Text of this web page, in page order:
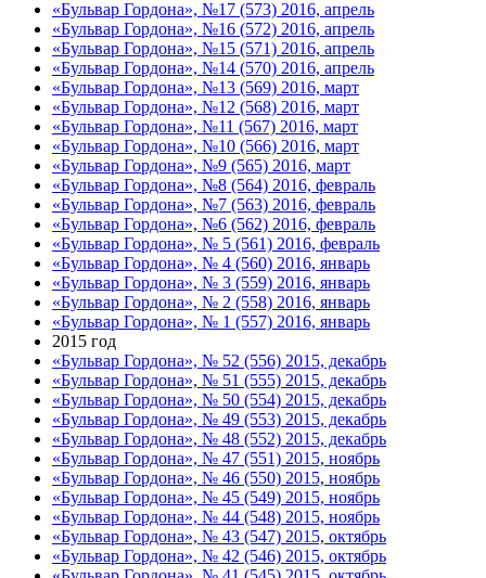
«Бульвар Гордона», №17 (573) 2016, апрель
«Бульвар Гордона», №16 (572) 2016, апрель
«Бульвар Гордона», №15 (571) 2016, апрель
«Бульвар Гордона», №14 (570) 2016, апрель
«Бульвар Гордона», №13 (569) 2016, март
«Бульвар Гордона», №12 (568) 2016, март
«Бульвар Гордона», №11 (567) 2016, март
«Бульвар Гордона», №10 (566) 2016, март
«Бульвар Гордона», №9 (565) 2016, март
«Бульвар Гордона», №8 (564) 2016, февраль
«Бульвар Гордона», №7 (563) 2016, февраль
«Бульвар Гордона», №6 (562) 2016, февраль
«Бульвар Гордона», № 5 (561) 2016, февраль
«Бульвар Гордона», № 4 (560) 2016, январь
«Бульвар Гордона», № 3 (559) 2016, январь
«Бульвар Гордона», № 2 (558) 2016, январь
«Бульвар Гордона», № 1 (557) 2016, январь
2015 год
«Бульвар Гордона», № 52 (556) 2015, декабрь
«Бульвар Гордона», № 51 (555) 2015, декабрь
«Бульвар Гордона», № 50 (554) 2015, декабрь
«Бульвар Гордона», № 49 (553) 2015, декабрь
«Бульвар Гордона», № 48 (552) 2015, декабрь
«Бульвар Гордона», № 47 (551) 2015, ноябрь
«Бульвар Гордона», № 46 (550) 2015, ноябрь
«Бульвар Гордона», № 45 (549) 2015, ноябрь
«Бульвар Гордона», № 44 (548) 2015, ноябрь
«Бульвар Гордона», № 43 (547) 2015, октябрь
«Бульвар Гордона», № 42 (546) 2015, октябрь